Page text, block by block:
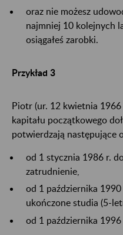
oraz nie możesz
najmniej 10 kolejnych
osiągałeś zarobki.
Przykład 3
Piotr (ur. 12 kwietnia
kapitału początkowego
potwierdzają następujące
od 1 stycznia 1986 r.
zatrudnienie,
od 1 października
ukończone studia (5-
od 1 października